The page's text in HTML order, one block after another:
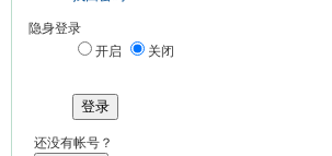
隐身登录
开启
关闭
登录
还没有帐号？